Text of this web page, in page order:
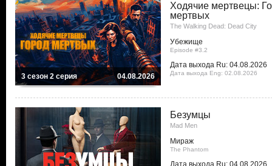
3 сезон 2 серия 04.08.2026
Ходячие мертвецы:
мертвых
The Walking Dead: Dead City
Убежище
Episode #3.2
Дата выхода Ru: 04.08.2026
Дата выхода Eng: 02.08.2026
Безумцы
Mad Men
Мираж
The Phantom
Дата выхода Ru: 04.08.2026